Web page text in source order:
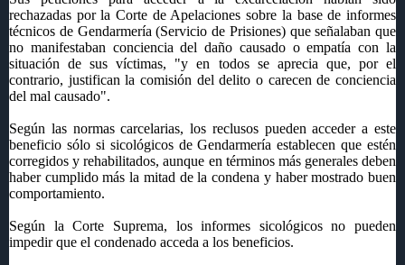
rechazadas por la Corte de Apelaciones sobre la base de informes
técnicos de Gendarmería (Servicio de Prisiones) que señalaban que
no manifestaban conciencia del daño causado o empatía con la
situación de sus víctimas, "y en todos se aprecia que, por el
contrario, justifican la comisión del delito o carecen de conciencia
del mal causado".
Según las normas carcelarias, los reclusos pueden acceder a este
beneficio sólo si sicológicos de Gendarmería establecen que estén
corregidos y rehabilitados, aunque en términos más generales deben
haber cumplido más la mitad de la condena y haber mostrado buen
comportamiento.
Según la Corte Suprema, los informes sicológicos no pueden
impedir que el condenado acceda a los beneficios.